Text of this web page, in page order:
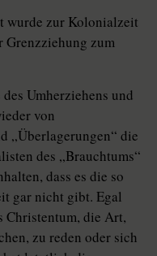
wurde zur Kolonialzeit
zum
Umherziehens und
von
„Überlagerungen“ die
des „Brauchtums“
dass es die so
gar nicht gibt. Egal
Christentum, die Art,
zu reden oder sich